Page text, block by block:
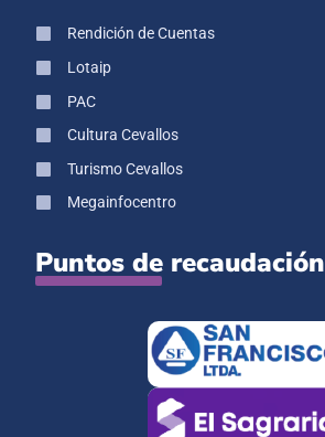
Rendición de Cuentas
Lotaip
PAC
Cultura Cevallos
Turismo Cevallos
Megainfocentro
Puntos de recaudación